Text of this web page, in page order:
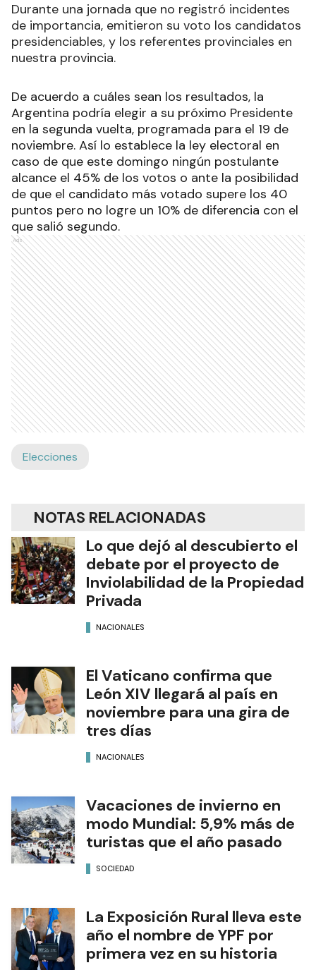
Durante una jornada que no registró incidentes
de importancia, emitieron su voto los candidatos
presidenciables, y los referentes provinciales en
nuestra provincia.
De acuerdo a cuáles sean los resultados, la
Argentina podría elegir a su próximo Presidente
en la segunda vuelta, programada para el 19 de
noviembre. Así lo establece la ley electoral en
caso de que este domingo ningún postulante
alcance el 45% de los votos o ante la posibilidad
de que el candidato más votado supere los 40
puntos pero no logre un 10% de diferencia con el
que salió segundo.
Ads
Elecciones
NOTAS RELACIONADAS
Lo que dejó al descubierto el
debate por el proyecto de
Inviolabilidad de la Propiedad
Privada
NACIONALES
El Vaticano confirma que
León XIV llegará al país en
noviembre para una gira de
tres días
NACIONALES
Vacaciones de invierno en
modo Mundial: 5,9% más de
turistas que el año pasado
SOCIEDAD
La Exposición Rural lleva este
año el nombre de YPF por
primera vez en su historia